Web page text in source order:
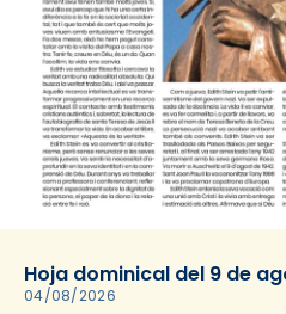
Hoja dominical del 9 de
04/08/2026